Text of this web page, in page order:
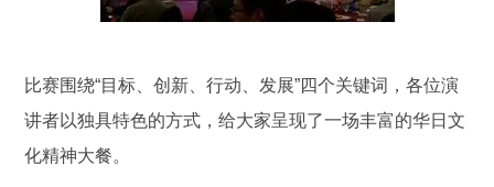
比赛围绕“目标、创新、行动、发展”四个关键词，各位演
讲者以独具特色的方式，给大家呈现了一场丰富的华日文
化精神大餐。